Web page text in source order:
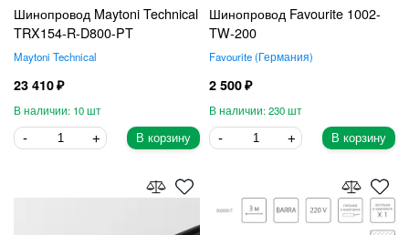
Шинопровод Maytoni Technical
TRX154-R-D800-PT
Maytoni Technical
23 410
10
В корзину
Шинопровод Favourite 1002-
TW-200
Favourite Германия
2 500
230
В корзину